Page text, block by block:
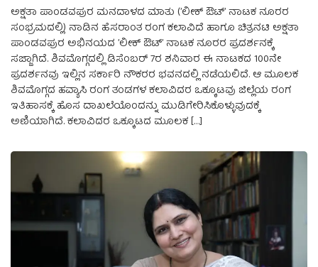
ಅಕ್ಷತಾ ಪಾಂಡವಪುರ ಮನದಾಳದ ಮಾತು (ʼಲೀಕ್‌ ಔಟ್‌ʼ ನಾಟಕ ನೂರರ
ಸಂಭ್ರಮದಲ್ಲಿ) ನಾಡಿನ ಹೆಸರಾಂತ ರಂಗ ಕಲಾವಿದೆ ಹಾಗೂ ಚಿತ್ರನಟಿ ಅಕ್ಷತಾ
ಪಾಂಡವಪುರ ಅಭಿನಯದ ʼಲೀಕ್‌ ಔಟ್‌ʼ ನಾಟಕ ನೂರರ ಪ್ರದರ್ಶನಕ್ಕೆ
ಸಜ್ಜಾಗಿದೆ. ಶಿವಮೊಗ್ಗದಲ್ಲಿ ಡಿಸೆಂಬರ್ 7ರ ಶನಿವಾರ ಈ ನಾಟಕದ 100ನೇ
ಪ್ರದರ್ಶನವು ಇಲ್ಲಿನ ಸರ್ಕಾರಿ ನೌಕರರ ಭವನದಲ್ಲಿ ನಡೆಯಲಿದೆ. ಆ ಮೂಲಕ
ಶಿವಮೊಗ್ಗದ ಹವ್ಯಾಸಿ ರಂಗ ತಂಡಗಳ ಕಲಾವಿದರ ಒಕ್ಕೂಟವು ಜಿಲ್ಲೆಯ ರಂಗ
ಇತಿಹಾಸಕ್ಕೆ ಹೊಸ ದಾಖಲೆಯೊಂದನ್ನು ಮುಡಿಗೇರಿಸಿಕೊಳ್ಳುವುದಕ್ಕೆ
ಅಣಿಯಾಗಿದೆ. ಕಲಾವಿದರ ಒಕ್ಕೂಟದ ಮೂಲಕ […]